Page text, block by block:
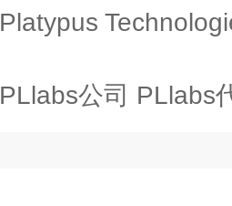
Platypus Technologies公司
PLlabs公司 PLlabs